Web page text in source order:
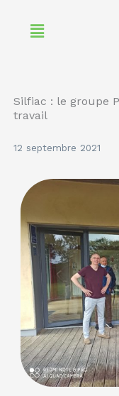
Menu
Silfiac : le groupe
travail
12 septembre 2021